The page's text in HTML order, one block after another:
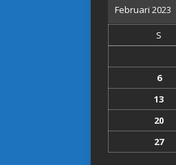
Februari 2023
S
6
13
20
27